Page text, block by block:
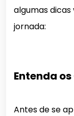
algumas
jornada:
Entenda
Antes de se